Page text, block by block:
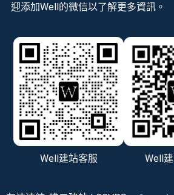
Well建站客服 Well
迎添加Well的微信以了解更多資訊。